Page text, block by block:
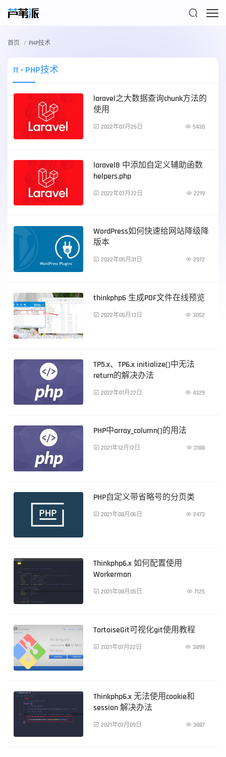

首页 PHP技术
π • PHP技术
PHP技术
laravel之大数据查询chunk方法的
使用
 2022年07月26日  5430
PHP技术
laravel8 中添加自定义辅助函数
helpers.php
 2022年07月22日  2219
PHP技术
WordPress如何快速给网站降级降
版本
 2022年05月31日  2972
PHP技术
thinkphp6 生成PDF文件在线预览
 2022年05月13日  3052
PHP技术
TP5.x、TP6.x initialize()中无法
return的解决办法
 2022年01月22日  4329
PHP技术
PHP中array_column()的用法
 2021年12月12日  3188
PHP自定义带省略号的分页类
 2021年08月06日  2473
PHP技术
Thinkphp6.x 如何配置使用
Workerman
 2021年08月05日  7125
PHP技术
TortoiseGit可视化git使用教程
 2021年07月22日  3899
Thinkphp6.x 无法使用cookie和
session 解决办法
 2021年07月09日  3887